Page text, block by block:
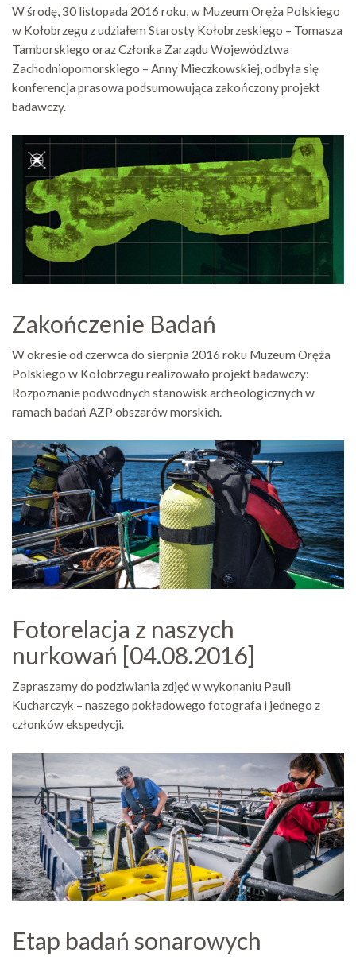
W środę, 30 listopada 2016 roku, w Muzeum Oręża Polskiego
w Kołobrzegu z udziałem Starosty Kołobrzeskiego – Tomasza
Tamborskiego oraz Członka Zarządu Województwa
Zachodniopomorskiego – Anny Mieczkowskiej, odbyła się
konferencja prasowa podsumowująca zakończony projekt
badawczy.
Zakończenie Badań
W okresie od czerwca do sierpnia 2016 roku Muzeum Oręża
Polskiego w Kołobrzegu realizowało projekt badawczy:
Rozpoznanie podwodnych stanowisk archeologicznych w
ramach badań AZP obszarów morskich.
Fotorelacja z naszych
nurkowań [04.08.2016]
Zapraszamy do podziwiania zdjęć w wykonaniu Pauli
Kucharczyk – naszego pokładowego fotografa i jednego z
członków ekspedycji.
Etap badań sonarowych